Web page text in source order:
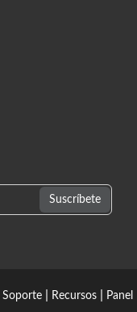
Soporte Recursos
Panel